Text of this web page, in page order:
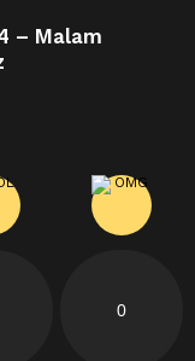
– Malam
0